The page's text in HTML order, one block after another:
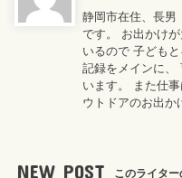
静岡市在住、長男
です。 お出かけ
いるので 子ども
記録をメインに、
います。 また仕
ウトドアのお出か
NEW POST このライタ